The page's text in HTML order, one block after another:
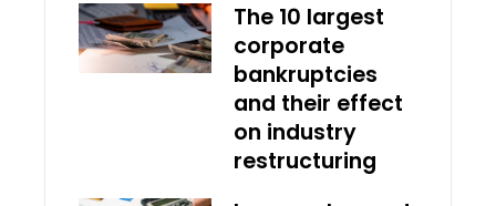
The 10 largest
corporate
bankruptcies
and their effect
on industry
restructuring